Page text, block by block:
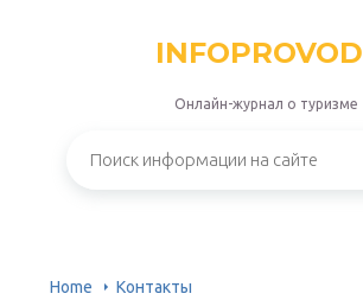
Онлайн-журнал о туризме
Home Контакты